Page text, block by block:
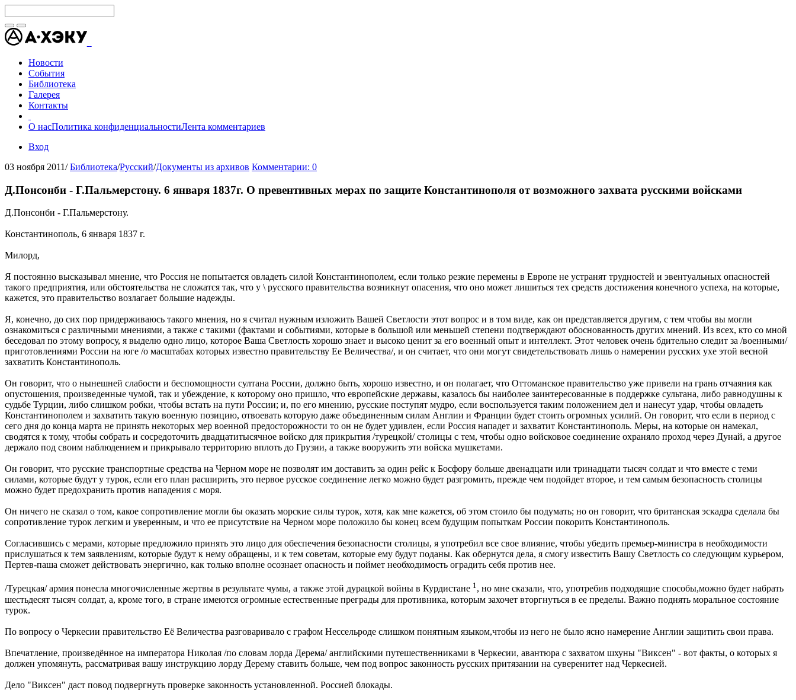
Новости
События
Библиотека
Галерея
Контакты
О насПолитика конфиденциальностиЛента комментариев
Вход
03 ноября 2011/ Библиотека/Русский/Документы из архивов Комментарии: 0
Д.Понсонби - Г.Пальмерстону. 6 января 1837г. О превентивных мерах по защите Константинополя от возможного захвата русскими войсками
Д.Понсонби - Г.Пальмерстону.
Константинополь, 6 января 1837 г.
Милорд,
Я постоянно высказывал мнение, что Россия не попытается овладеть силой Константинополем, если только резкие перемены в Европе не устранят трудностей и эвентуальных опасностей
такого предприятия, или обстоятельства не сложатся так, что у \ русского правительства возникнут опасения, что оно может лишиться тех средств достижения конечного успеха, на которые,
кажется, это правительство возлагает большие надежды.
Я, конечно, до сих пор придерживаюсь такого мнения, но я считал нужным изложить Вашей Светлости этот вопрос и в том виде, как он представляется другим, с тем чтобы вы могли
ознакомиться с различными мнениями, а также с такими (фактами и событиями, которые в большой или меньшей степени подтверждают обоснованность других мнений. Из всех, кто со мной
беседовал по этому вопросу, я выделю одно лицо, которое Ваша Светлость хорошо знает и высоко ценит за его военный опыт и интеллект. Этот человек очень бдительно следит за /военными/
приготовлениями России на юге /о масштабах которых известно правительству Ее Величества/, и он считает, что они могут свидетельствовать лишь о намерении русских ухе этой весной
захватить Константинополь.
Он говорит, что о нынешней слабости и беспомощности султана России, должно быть, хорошо известно, и он полагает, что Оттоманское правительство уже привели на грань отчаяния как
опустошения, произведенные чумой, так и убеждение, к которому оно пришло, что европейские державы, казалось бы наиболее заинтересованные в поддержке сультана, либо равнодушны к
судьбе Турции, либо слишком робки, чтобы встать на пути России; и, по его мнению, русские поступят мудро, если воспользуется таким положением дел и нанесут удар, чтобы овладеть
Константинополем и захватить такую военную позицию, отвоевать которую даже объединенным силам Англии и Франции будет стоить огромных усилий. Он говорит, что если в период с
сего дня до конца марта не принять некоторых мер военной предосторожности то он не будет удивлен, если Россия нападет и захватит Константинополь. Меры, на которые он намекал,
сводятся к тому, чтобы собрать и сосредоточить двадцатитысячное войско для прикрытия /турецкой/ столицы с тем, чтобы одно войсковое соединение охраняло проход через Дунай, а другое
держало под своим наблюдением и прикрывало территорию вплоть до Грузии, а также вооружить эти войска мушкетами.
Он говорит, что русские транспортные средства на Черном море не позволят им доставить за один рейс к Босфору больше двенадцати или тринадцати тысяч солдат и что вместе с теми
силами, которые будут у турок, если его план расширить, это первое русское соединение легко можно будет разгромить, прежде чем подойдет второе, и тем самым безопасность столицы
можно будет предохранить против нападения с моря.
Он ничего не сказал о том, какое сопротивление могли бы оказать морские силы турок, хотя, как мне кажется, об этом стоило бы подумать; но он говорит, что британская эскадра сделала бы
сопротивление турок легким и уверенным, и что ее присутствие на Черном море положило бы конец всем будущим попыткам России покорить Константинополь.
Согласившись с мерами, которые предложило принять это лицо для обеспечения безопасности столицы, я употребил все свое влияние, чтобы убедить премьер-министра в необходимости
прислушаться к тем заявлениям, которые будут к нему обращены, и к тем советам, которые ему будут поданы. Как обернутся дела, я смогу известить Вашу Светлость со следующим курьером,
Пертев-паша сможет действовать энергично, как только вполне осознает опасность и поймет необходимость оградить себя против нее.
/Турецкая/ армия понесла многочисленные жертвы в результате чумы, а также этой дурацкой войны в Курдистане 1, но мне сказали, что, употребив подходящие способы,можно будет набрать
шестьдесят тысяч солдат, а, кроме того, в стране имеются огромные естественные преграды для противника, которым захочет вторгнуться в ее пределы. Важно поднять моральное состояние
турок.
По вопросу о Черкесии правительство Её Величества разговаривало с графом Нессельроде слишком понятным языком,чтобы из него не было ясно намерение Англии защитить свои права.
Впечатление, произведённое на императора Николая /по словам лорда Дерема/ английскими путешественниками в Черкесии, авантюра с захватом шхуны "Виксен" - вот факты, о которых я
должен упомянуть, рассматривая вашу инструкцию лорду Дерему ставить больше, чем под вопрос законность русских притязании на суверенитет над Черкесией.
Дело "Виксен" даст повод подвергнуть проверке законность установленной. Россией блокады.